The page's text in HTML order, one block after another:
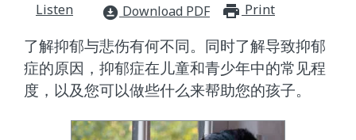
Listen
download_for_offline Download PDF Print
了解抑郁与悲伤有何不同。同时了解导致抑郁
症的原因，抑郁症在儿童和青少年中的常见程
度，以及您可以做些什么来帮助您的孩子。